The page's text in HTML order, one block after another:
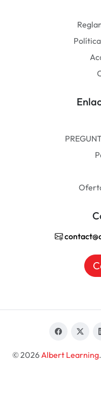
© 2026Albert Learning